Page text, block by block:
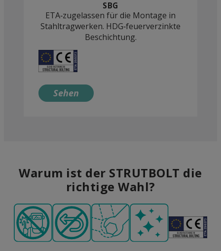
SBG
ETA‑zugelassen für die Montage in
Stahltragwerken. HDG‑feuerverzinkte
Beschichtung.
Sehen
Warum ist der STRUTBOLT die
richtige Wahl?